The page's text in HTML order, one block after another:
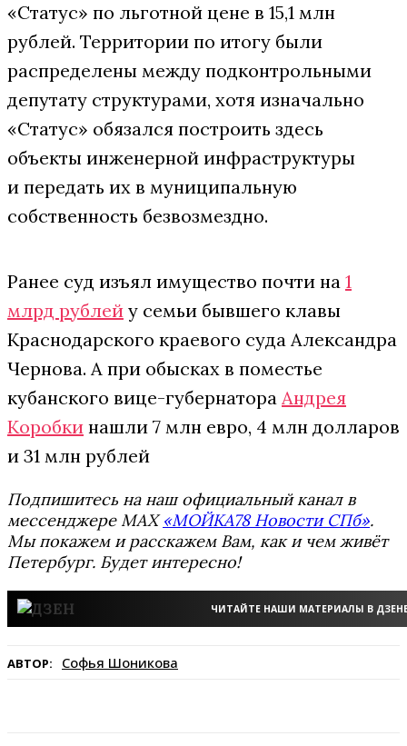
«Статус» по льготной цене в 15,1 млн
рублей. Территории по итогу были
распределены между подконтрольными
депутату структурами, хотя изначально
«Статус» обязался построить здесь
объекты инженерной инфраструктуры
и передать их в муниципальную
собственность безвозмездно.
Ранее суд изъял имущество почти на 1
млрд рублей у семьи бывшего клавы
Краснодарского краевого суда Александра
Чернова. А при обысках в поместье
кубанского вице-губернатора Андрея
Коробки нашли 7 млн евро, 4 млн долларов
и 31 млн рублей
Подпишитесь на наш официальный канал в
мессенджере MAX«МОЙКА78 Новости СПб».
Мы покажем и расскажем Вам, как и чем живёт
Петербург. Будет интересно!
ЧИТАЙТЕ НАШИ МАТЕРИАЛЫ В
АВТОР: Софья Шоникова